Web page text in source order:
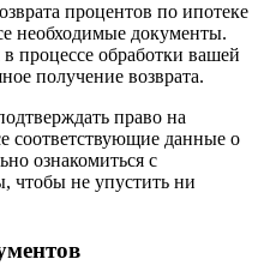
процентов по ипотеке
необходимые документы.
процессе обработки вашей
получение возврата.
право на
соответствующие данные о
ознакомиться с
чтобы не упустить ни